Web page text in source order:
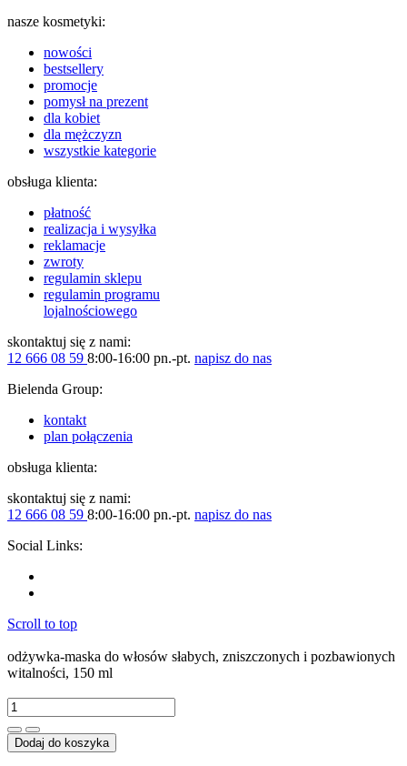
nasze kosmetyki:
nowości
bestsellery
promocje
pomysł na prezent
dla kobiet
dla mężczyzn
wszystkie kategorie
obsługa klienta:
płatność
realizacja i wysyłka
reklamacje
zwroty
regulamin sklepu
regulamin programu
lojalnościowego
skontaktuj się z nami:
12 666 08 59 8:00-16:00 pn.-pt. napisz do nas
Bielenda Group:
kontakt
plan połączenia
obsługa klienta:
skontaktuj się z nami:
12 666 08 59 8:00-16:00 pn.-pt. napisz do nas
Social Links:
Scroll to top
odżywka-maska do włosów słabych, zniszczonych i pozbawionych
witalności, 150 ml
Dodaj do koszyka